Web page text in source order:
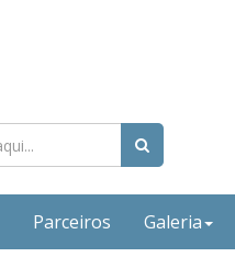
Parceiros Galeria